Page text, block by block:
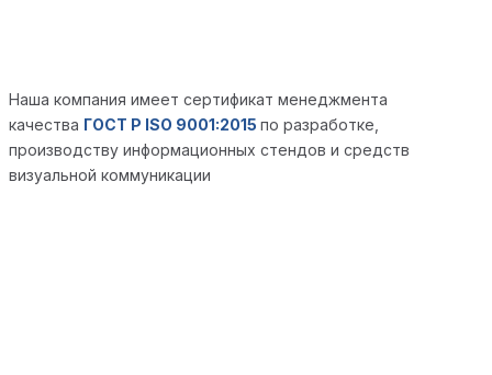
Наша компания имеет сертификат менеджмента
качества ГОСТ Р ISO 9001:2015 по разработке,
производству информационных стендов и средств
визуальной коммуникации